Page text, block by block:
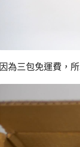
因為三包免運費，